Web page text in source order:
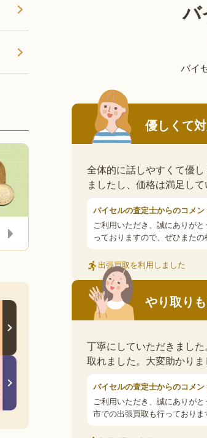
バ
バイ
優しくて
全体的に話しやすくて優
ましたし、価格は満足し
バイセルの査定士からのコメン
ご利用いただき、誠にありが
っておりますので、ぜひまたの
出張買取を利用しました
やり取り
丁寧にしていただきまし
取れました。大変助かりま
バイセルの査定士からのコメン
ご利用いただき、誠にありが
市での出張買取も行っておりま